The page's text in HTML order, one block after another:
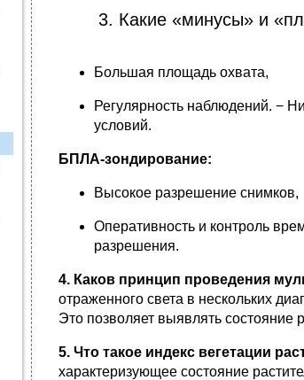
3. Какие «минусы» и
Большая площадь охвата,
Регулярность наблюдений. −
условий.
БПЛА-зондирование:
Высокое разрешение снимков,
Оперативность и контроль
разрешения.
4. Каков принцип проведения
отраженного света в нескольких
Это позволяет выявлять состояние
5. Что такое индекс вегетации
характеризующее состояние